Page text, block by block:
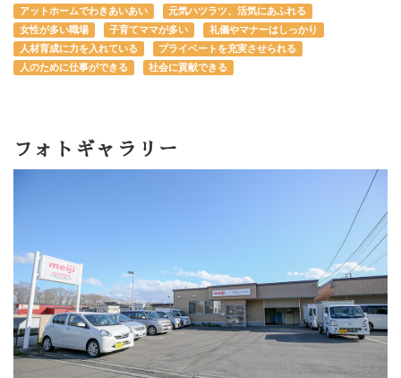
アットホームでわきあいあい
元気ハツラツ、活気にあふれる
女性が多い職場
子育てママが多い
礼儀やマナーはしっかり
人材育成に力を入れている
プライベートを充実させられる
人のために仕事ができる
社会に貢献できる
フォトギャラリー